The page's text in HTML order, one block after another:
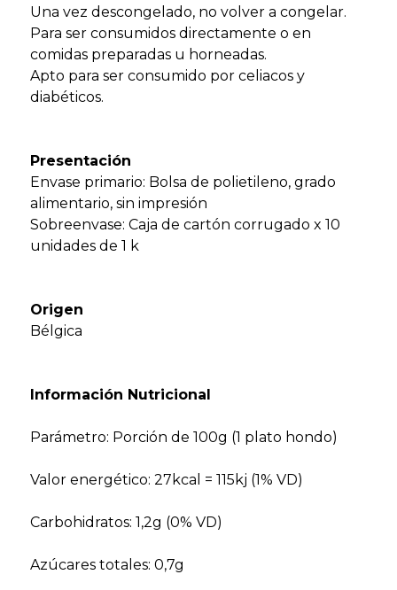
Una vez descongelado, no volver a congelar.
Para ser consumidos directamente o en
comidas preparadas u horneadas.
Apto para ser consumido por celiacos y
diabéticos.
Presentación
Envase primario: Bolsa de polietileno, grado
alimentario, sin impresión
Sobreenvase: Caja de cartón corrugado x 10
unidades de 1 k
Origen
Bélgica
Información Nutricional
Parámetro: Porción de 100g (1 plato hondo)
Valor energético: 27kcal = 115kj (1% VD)
Carbohidratos: 1,2g (0% VD)
Azúcares totales: 0,7g